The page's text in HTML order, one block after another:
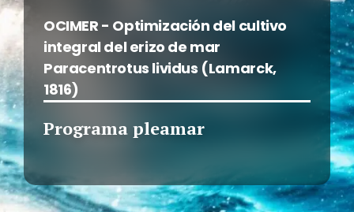
OCIMER - Optimización del cultivo
integral del erizo de mar
Paracentrotus lividus (Lamarck,
1816)
Programa pleamar